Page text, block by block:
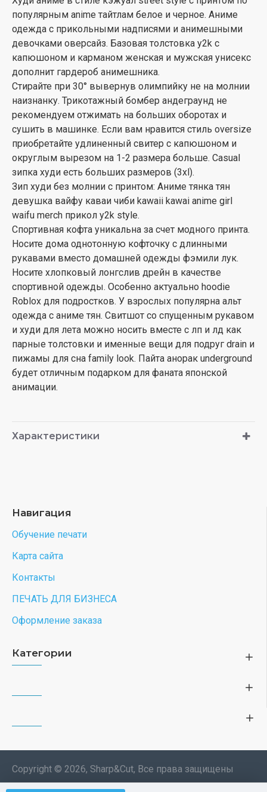
популярным anime тайтлам белое и черное. Аниме
одежда с прикольными надписями и анимешными
девочками оверсайз. Базовая толстовка y2k с
капюшоном и карманом женская и мужская унисекс
дополнит гардероб анимешника.
Стирайте при 30° вывернув олимпийку не на молнии
наизнанку. Трикотажный бомбер андеграунд не
рекомендуем отжимать на больших оборотах и
сушить в машинке. Если вам нравится стиль oversize
приобретайте удлиненный свитер с капюшоном и
округлым вырезом на 1-2 размера больше. Casual
зипка худи есть больших размеров (3xl).
Зип худи без молнии с принтом: Аниме тянка тян
девушка вайфу каваи чиби kawaii kawai anime girl
waifu merch прикол y2k style.
Спортивная кофта уникальна за счет модного принта.
Носите дома однотонную кофточку с длинными
рукавами вместо домашней одежды фэмили лук.
Носите хлопковый лонгслив дрейн в качестве
спортивной одежды. Особенно актуально hoodie
Roblox для подростков. У взрослых популярна альт
одежда с аниме тян. Свитшот со спущенным рукавом
и худи для лета можно носить вместе с лп и лд как
парные толстовки и именные вещи для подруг drain и
пижамы для сна family look. Пайта анорак underground
будет отличным подарком для фаната японской
анимации.
Характеристики
Навигация
Обучение печати
Карта сайта
Контакты
ПЕЧАТЬ ДЛЯ БИЗНЕСА
Оформление заказа
Категории
Copyright © 2026, Sharp&Cut, Все права защищены
Типография. 🖨️ Печать всех